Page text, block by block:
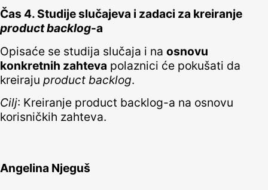
Čas 4. Studije slučajeva i zadaci za kreiranje
product backlog-a
Opisaće se studija slučaja i na osnovu
konkretnih zahteva polaznici će pokušati da
kreiraju product backlog.
Cilj: Kreiranje product backlog-a na osnovu
korisničkih zahteva.
Angelina Njeguš